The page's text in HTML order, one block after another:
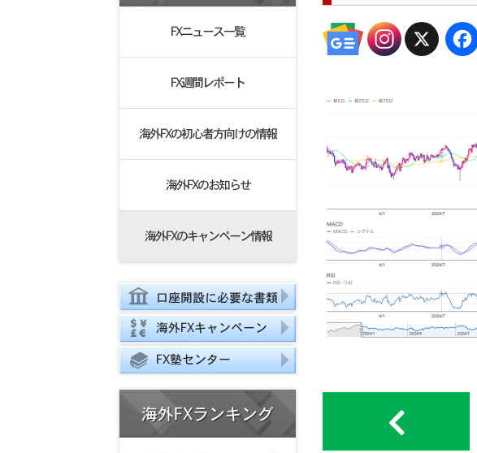
FXニュース一覧
FX週間レポート
海外FXの初心者方向けの情報
海外FXのお知らせ
海外FXのキャンペーン情報
口座開設に必要な書類
海外FXキャンペーン
FX塾センター
海外FXランキング